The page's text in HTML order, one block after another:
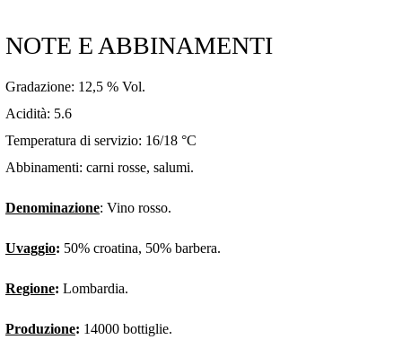
NOTE E ABBINAMENTI
Gradazione: 12,5 % Vol.
Acidità: 5.6
Temperatura di servizio: 16/18 °C
Abbinamenti: carni rosse, salumi.
Denominazione: Vino rosso.
Uvaggio: 50% croatina, 50% barbera.
Regione: Lombardia.
Produzione: 14000 bottiglie.